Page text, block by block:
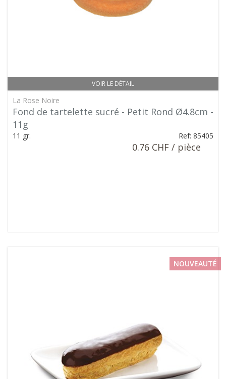
VOIR LE DÉTAIL
La Rose Noire
Fond de tartelette sucré - Petit Rond Ø4.8cm -
11g
11 gr. Ref: 85405
0.76 CHF / pièce
NOUVEAUTÉ